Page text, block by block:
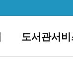
도서관서